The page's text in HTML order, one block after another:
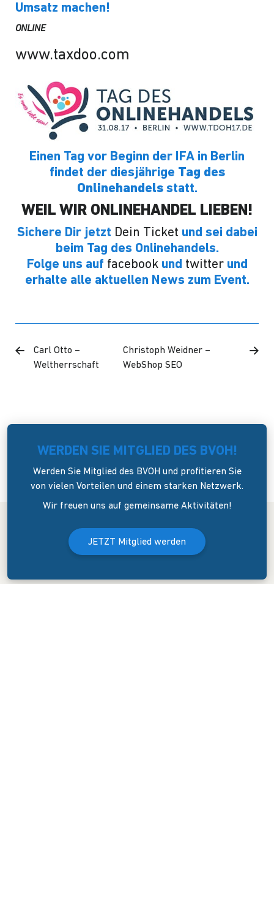
Umsatz machen!
ONLINE
www.taxdoo.com
Einen Tag vor Beginn der IFA in Berlin
findet der diesjährige Tag des
Onlinehandelsstatt.
WEIL WIR ONLINEHANDEL LIEBEN!
Sichere Dir jetzt Dein Ticket und sei dabei
beim Tag des Onlinehandels.
Folge uns auf facebookund twitterund
erhalte alle aktuellen News zum Event.
Carl Otto –
Weltherrschaft
Christoph Weidner –
WebShop SEO
WERDEN SIE MITGLIED DES BVOH!
Werden Sie Mitglied des BVOH und profitieren Sie
von vielen Vorteilen und einem starken Netzwerk.
Wir freuen uns auf gemeinsame Aktivitäten!
JETZT Mitglied werden